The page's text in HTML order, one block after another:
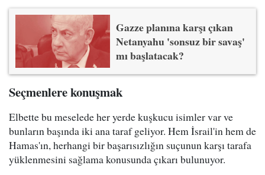
Gazze planına karşı çıkan
Netanyahu 'sonsuz bir savaş'
mı başlatacak?
Seçmenlere konuşmak
Elbette bu meselede her yerde kuşkucu isimler var ve
bunların başında iki ana taraf geliyor. Hem İsrail'in hem de
Hamas'ın, herhangi bir başarısızlığın suçunun karşı tarafa
yüklenmesini sağlama konusunda çıkarı bulunuyor.